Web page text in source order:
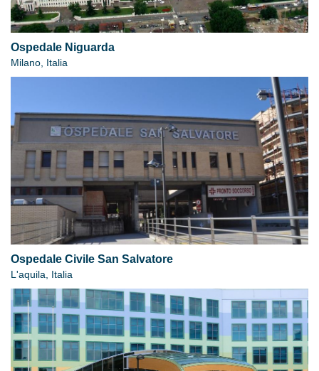
Ospedale Niguarda
Milano, Italia
Ospedale Civile San Salvatore
L'aquila, Italia